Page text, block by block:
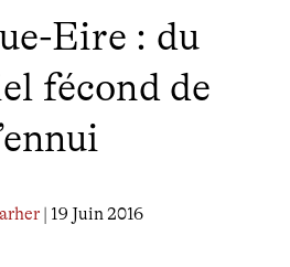
Eire : du
fécond de
| 19 Juin 2016